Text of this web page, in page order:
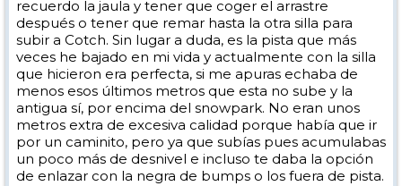
recuerdo la jaula y tener que coger el arrastre
después o tener que remar hasta la otra silla para
subir a Cotch. Sin lugar a duda, es la pista que más
veces he bajado en mi vida y actualmente con la silla
que hicieron era perfecta, si me apuras echaba de
menos esos últimos metros que esta no sube y la
antigua sí, por encima del snowpark. No eran unos
metros extra de excesiva calidad porque había que ir
por un caminito, pero ya que subías pues acumulabas
un poco más de desnivel e incluso te daba la opción
de enlazar con la negra de bumps o los fuera de pista.